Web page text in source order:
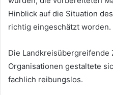
Hinblick auf die Situation
richtig eingeschätzt worden.
Die Landkreisübergreifende
Organisationen gestaltete
fachlich reibungslos.